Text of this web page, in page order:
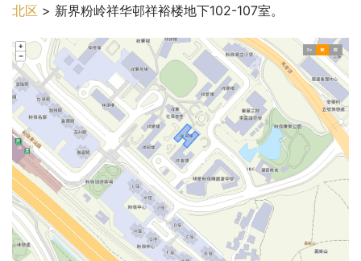
北区 > 新界粉岭祥华邨祥裕楼地下102-107室。